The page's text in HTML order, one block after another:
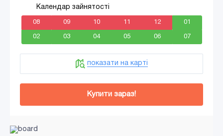
Календар зайнятості
08 09 10 11 12 01
02 03 04 05 06 07
показати на карті
Купити зараз!